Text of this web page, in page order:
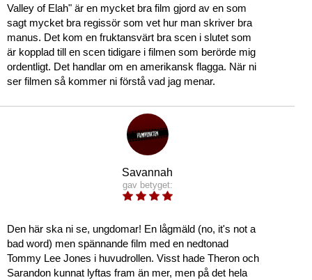
Valley of Elah" är en mycket bra film gjord av en som
sagt mycket bra regissör som vet hur man skriver bra
manus. Det kom en fruktansvärt bra scen i slutet som
är kopplad till en scen tidigare i filmen som berörde mig
ordentligt. Det handlar om en amerikansk flagga. När ni
ser filmen så kommer ni förstå vad jag menar.
Savannah
gav betyget:
Den här ska ni se, ungdomar! En lågmäld (no, it's not a
bad word) men spännande film med en nedtonad
Tommy Lee Jones i huvudrollen. Visst hade Theron och
Sarandon kunnat lyftas fram än mer, men på det hela